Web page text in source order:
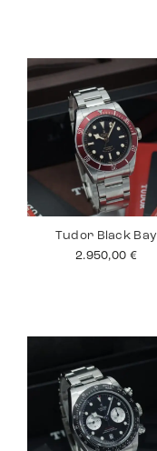
Tudor Black Bay
2.950,00 €